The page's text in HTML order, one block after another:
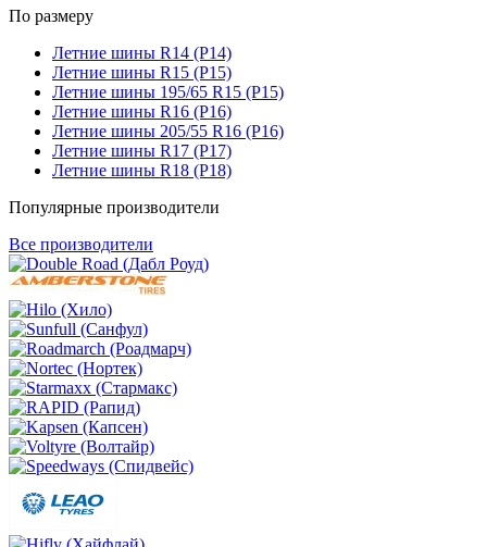
По размеру
Летние шины R14 (Р14)
Летние шины R15 (Р15)
Летние шины 195/65 R15 (Р15)
Летние шины R16 (Р16)
Летние шины 205/55 R16 (Р16)
Летние шины R17 (Р17)
Летние шины R18 (Р18)
Популярные производители
Все производители